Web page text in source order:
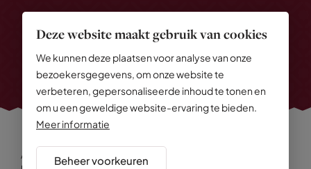
Deze website maakt gebruik van cookies
We kunnen deze plaatsen voor analyse van onze
bezoekersgegevens, om onze website te
verbeteren, gepersonaliseerde inhoud te tonen en
om u een geweldige website-ervaring te bieden.
Meer informatie
Beheer voorkeuren
Alle rechten voorbehouden